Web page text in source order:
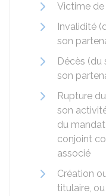
Victime
Invalidité
son
Décès (du
son
Rupture
son
du
conjoint
associé
Création
titulaire,